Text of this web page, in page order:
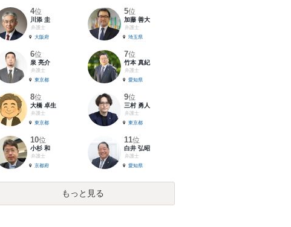
4位
川添 圭
弁護士
大阪府
5位
加藤 善大
弁護士
埼玉県
6位
泉 亮介
弁護士
東京都
7位
竹本 真紀
弁護士
愛知県
8位
大橋 卓生
弁護士
東京都
9位
三村 勇人
弁護士
東京都
10位
小杉 和
弁護士
京都府
11位
白井 弘昭
弁護士
愛知県
もっと見る